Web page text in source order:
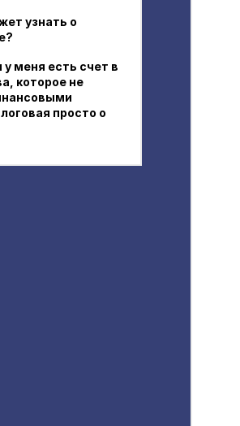
узнать о
меня есть счет в
которое не
просто о